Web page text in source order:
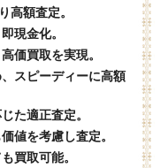
高額査定。
現金化。
価買取を実現。
スピーディーに高額
た適正査定。
値を考慮し査定。
買取可能。